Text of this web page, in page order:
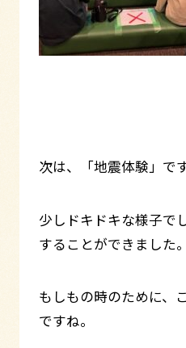
次は、「地震体験」です
少しドキドキな様子で
することができました。
もしもの時のために、
ですね。